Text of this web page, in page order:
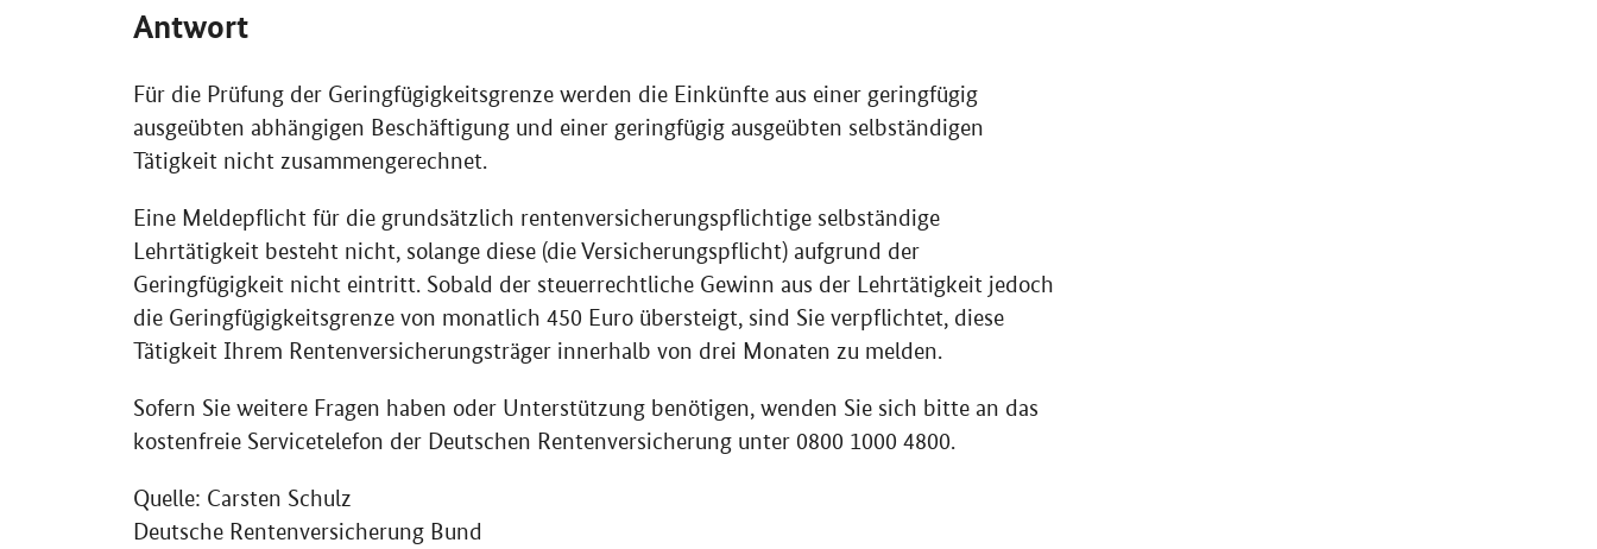
Antwort
Für die Prüfung der Geringfügigkeitsgrenze werden die Einkünfte aus einer geringfügig
ausgeübten abhängigen Beschäftigung und einer geringfügig ausgeübten selbständigen
Tätigkeit nicht zusammengerechnet.
Eine Meldepflicht für die grundsätzlich rentenversicherungspflichtige selbständige
Lehrtätigkeit besteht nicht, solange diese (die Versicherungspflicht) aufgrund der
Geringfügigkeit nicht eintritt. Sobald der steuerrechtliche Gewinn aus der Lehrtätigkeit jedoch
die Geringfügigkeitsgrenze von monatlich 450 Euro übersteigt, sind Sie verpflichtet, diese
Tätigkeit Ihrem Rentenversicherungsträger innerhalb von drei Monaten zu melden.
Sofern Sie weitere Fragen haben oder Unterstützung benötigen, wenden Sie sich bitte an das
kostenfreie Servicetelefon der Deutschen Rentenversicherung unter 0800 1000 4800.
Quelle: Carsten Schulz
Deutsche Rentenversicherung Bund